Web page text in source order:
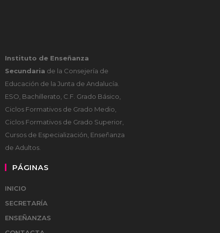
Instituto de Enseñanza
Secundaria de la Consejería de
Educación de la Junta de Andalucía.
ESO, Bachillerato, C.F. Grado Básico,
Ciclos Formativos de Grado Medio,
Ciclos Formativos de Grado Superior,
Cursos de Especialización, Enseñanza
de Adultos.
PÁGINAS
INICIO
SECRETARÍA
ENSEÑANZAS